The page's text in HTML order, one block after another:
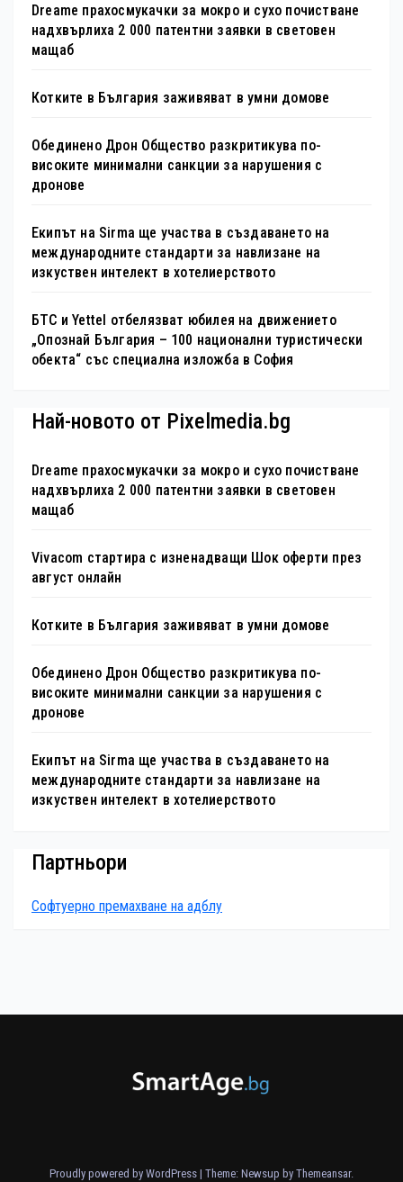
Dreame прахосмукачки за мокро и сухо почистване
надхвърлиха 2 000 патентни заявки в световен
мащаб
Котките в България заживяват в умни домове
Обединено Дрон Общество разкритикува по-
високите минимални санкции за нарушения с
дронове
Екипът на Sirma ще участва в създаването на
международните стандарти за навлизане на
изкуствен интелект в хотелиерството
БТС и Yettel отбелязват юбилея на движението
„Опознай България – 100 национални туристически
обекта“ със специална изложба в София
Най-новото от Pixelmedia.bg
Dreame прахосмукачки за мокро и сухо почистване
надхвърлиха 2 000 патентни заявки в световен
мащаб
Vivacom стартира с изненадващи Шок оферти през
август онлайн
Котките в България заживяват в умни домове
Обединено Дрон Общество разкритикува по-
високите минимални санкции за нарушения с
дронове
Екипът на Sirma ще участва в създаването на
международните стандарти за навлизане на
изкуствен интелект в хотелиерството
Партньори
Софтуерно премахване на адблу
Proudly powered by WordPress | Theme: Newsup by Themeansar.